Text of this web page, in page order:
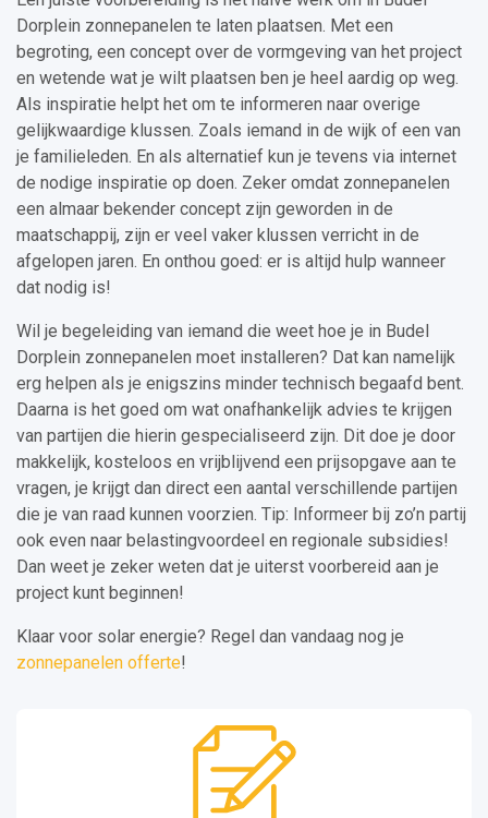
Dorplein zonnepanelen te laten plaatsen. Met een
begroting, een concept over de vormgeving van het project
en wetende wat je wilt plaatsen ben je heel aardig op weg.
Als inspiratie helpt het om te informeren naar overige
gelijkwaardige klussen. Zoals iemand in de wijk of een van
je familieleden. En als alternatief kun je tevens via internet
de nodige inspiratie op doen. Zeker omdat zonnepanelen
een almaar bekender concept zijn geworden in de
maatschappij, zijn er veel vaker klussen verricht in de
afgelopen jaren. En onthou goed: er is altijd hulp wanneer
dat nodig is!
Wil je begeleiding van iemand die weet hoe je in Budel
Dorplein zonnepanelen moet installeren? Dat kan namelijk
erg helpen als je enigszins minder technisch begaafd bent.
Daarna is het goed om wat onafhankelijk advies te krijgen
van partijen die hierin gespecialiseerd zijn. Dit doe je door
makkelijk, kosteloos en vrijblijvend een prijsopgave aan te
vragen, je krijgt dan direct een aantal verschillende partijen
die je van raad kunnen voorzien. Tip: Informeer bij zo’n partij
ook even naar belastingvoordeel en regionale subsidies!
Dan weet je zeker weten dat je uiterst voorbereid aan je
project kunt beginnen!
Klaar voor solar energie? Regel dan vandaag nog je
zonnepanelen offerte!